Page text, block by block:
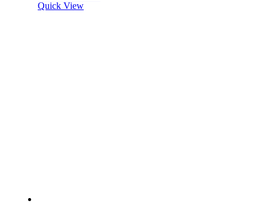
Quick View